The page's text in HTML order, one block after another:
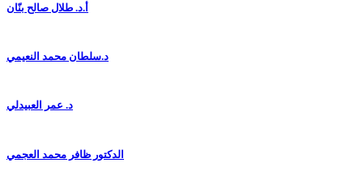
أ.د. طلال صالح بنّان
د.سلطان محمد النعيمي
د. عمر العبيدلي
الدكتور ظافر محمد العجمي